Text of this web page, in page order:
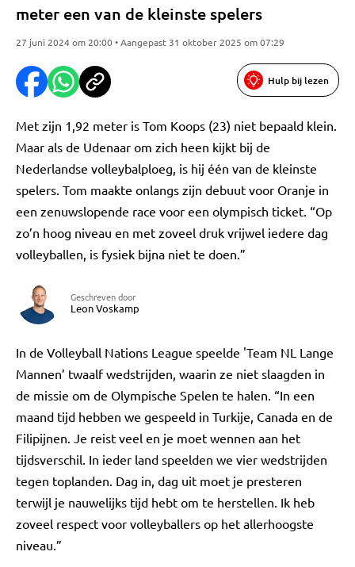
meter een van de kleinste spelers
27 juni 2024 om 20:00 • Aangepast 31 oktober 2025 om 07:29
Hulp bij lezen
Met zijn 1,92 meter is Tom Koops (23) niet bepaald klein.
Maar als de Udenaar om zich heen kijkt bij de
Nederlandse volleybalploeg, is hij één van de kleinste
spelers. Tom maakte onlangs zijn debuut voor Oranje in
een zenuwslopende race voor een olympisch ticket. “Op
zo’n hoog niveau en met zoveel druk vrijwel iedere dag
volleyballen, is fysiek bijna niet te doen.”
Geschreven door
Leon Voskamp
In de Volleyball Nations League speelde 'Team NL Lange
Mannen’ twaalf wedstrijden, waarin ze niet slaagden in
de missie om de Olympische Spelen te halen. “In een
maand tijd hebben we gespeeld in Turkije, Canada en de
Filipijnen. Je reist veel en je moet wennen aan het
tijdsverschil. In ieder land speelden we vier wedstrijden
tegen toplanden. Dag in, dag uit moet je presteren
terwijl je nauwelijks tijd hebt om te herstellen. Ik heb
zoveel respect voor volleyballers op het allerhoogste
niveau.”